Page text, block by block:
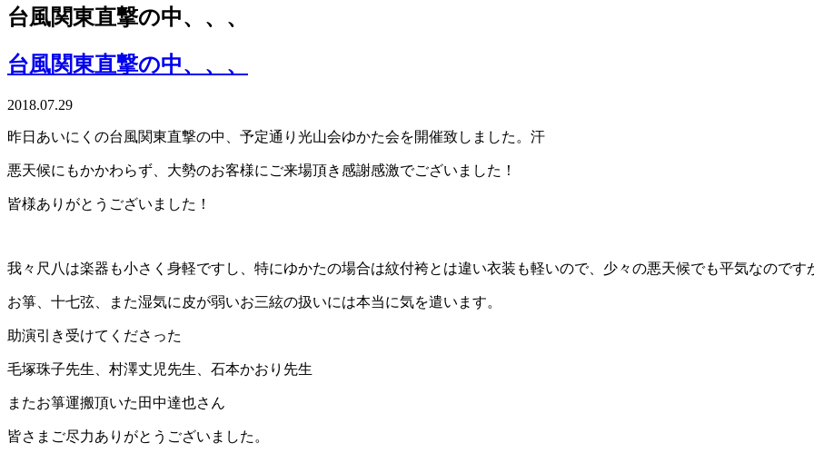
台風関東直撃の中、、、
台風関東直撃の中、、、
2018.07.29
昨日あいにくの台風関東直撃の中、予定通り光山会ゆかた会を開催致しました。汗
悪天候にもかかわらず、大勢のお客様にご来場頂き感謝感激でございました！
皆様ありがとうございました！
我々尺八は楽器も小さく身軽ですし、特にゆかたの場合は紋付袴とは違い衣装も軽いので、少々の悪天候でも平気なのです
お箏、十七弦、また湿気に皮が弱いお三絃の扱いには本当に気を遣います。
助演引き受けてくださった
毛塚珠子先生、村澤丈児先生、石本かおり先生
またお箏運搬頂いた田中達也さん
皆さまご尽力ありがとうございました。